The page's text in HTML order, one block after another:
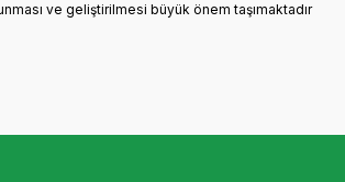
ve geliştirilmesi büyük önem taşımaktadır